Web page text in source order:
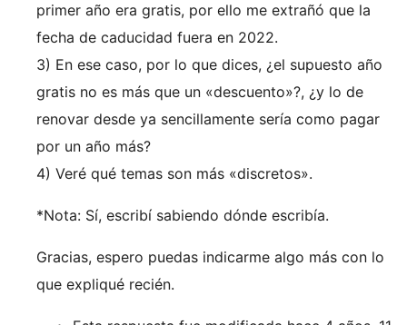
primer año era gratis, por ello me extrañó que la
fecha de caducidad fuera en 2022.
3) En ese caso, por lo que dices, ¿el supuesto año
gratis no es más que un «descuento»?, ¿y lo de
renovar desde ya sencillamente sería como pagar
por un año más?
4) Veré qué temas son más «discretos».
*Nota: Sí, escribí sabiendo dónde escribía.
Gracias, espero puedas indicarme algo más con lo
que expliqué recién.